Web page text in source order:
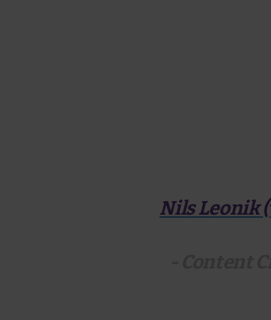
Nils Leonik